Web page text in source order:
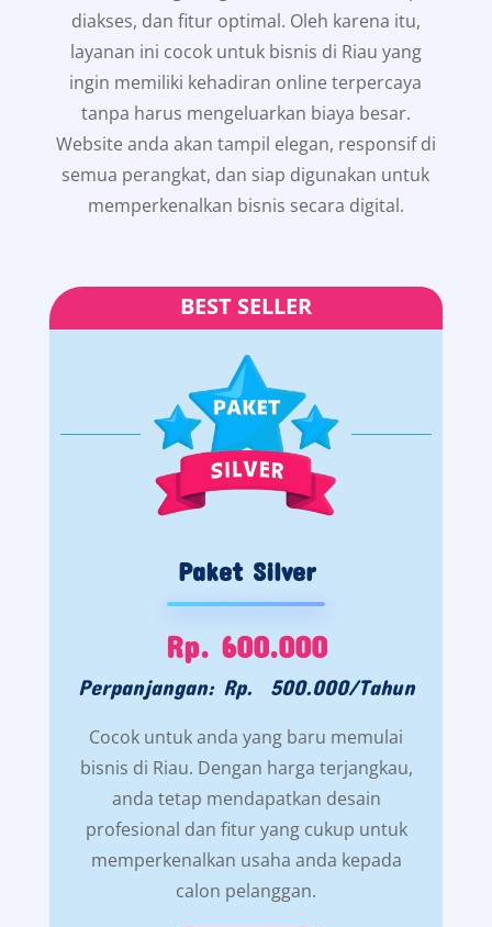
diakses, dan fitur optimal. Oleh karena itu,
layanan ini cocok untuk bisnis di Riau yang
ingin memiliki kehadiran online terpercaya
tanpa harus mengeluarkan biaya besar.
Website anda akan tampil elegan, responsif di
semua perangkat, dan siap digunakan untuk
memperkenalkan bisnis secara digital.
BEST SELLER
Paket Silver
Rp. 600.000
Perpanjangan: Rp. 500.000/Tahun
Cocok untuk anda yang baru memulai
bisnis di Riau. Dengan harga terjangkau,
anda tetap mendapatkan desain
profesional dan fitur yang cukup untuk
memperkenalkan usaha anda kepada
calon pelanggan.